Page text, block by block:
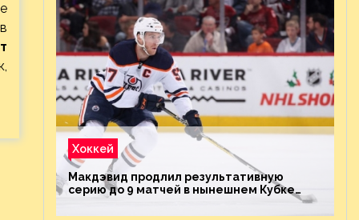
Хоккей
Макдэвид продлил результативную
серию до 9 матчей в нынешнем Кубке